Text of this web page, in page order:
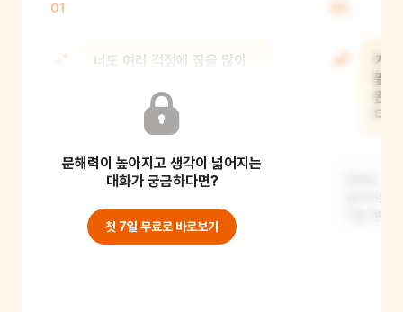
01
너도 여러 걱정에 짐을 많이
두 개랑 인형 두 개를 다 가방에
넣었는데, 정작
문해력이 높아지고 생각이 넓어지는
대화가 궁금하다면?
첫 7일 무료로 바로보기
가
말
완
다
살아가는
다를 뿐이